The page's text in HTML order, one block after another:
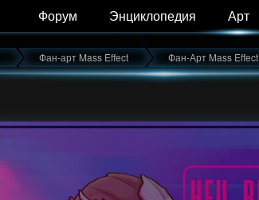
Форум Энциклопедия Арт
Фан-арт Mass Effect Фан-Арт Mass Effect